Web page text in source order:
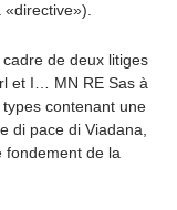
de deux litiges
et I… MN RE Sas à
contenant une
di pace di Viadana,
de la